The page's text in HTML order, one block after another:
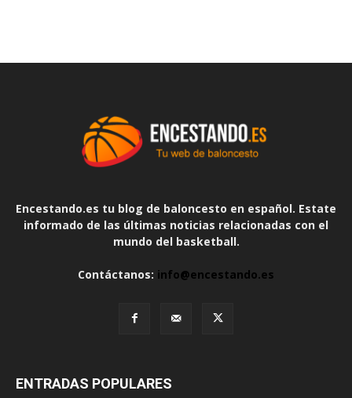
Encestando.es tu blog de baloncesto en español. Estate
informado de las últimas noticias relacionadas con el
mundo del basketball.
Contáctanos: info@encestando.es
ENTRADAS POPULARES